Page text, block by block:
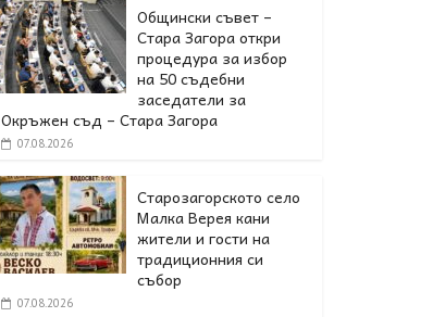
Общински съвет –
Стара Загора откри
процедура за избор
на 50 съдебни
заседатели за
Окръжен съд – Стара Загора
07.08.2026
Старозагорското село
Малка Верея кани
жители и гости на
традиционния си
събор
07.08.2026